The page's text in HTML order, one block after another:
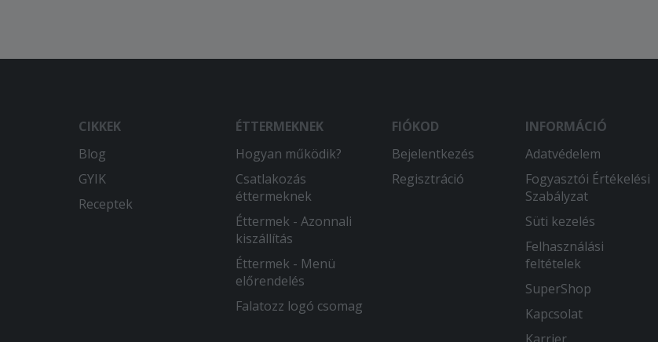
CIKKEK
Blog
GYIK
Receptek
ÉTTERMEKNEK
Hogyan működik?
Csatlakozás
éttermeknek
Éttermek - Azonnali
kiszállítás
Éttermek - Menü
előrendelés
Falatozz logó csomag
FIÓKOD
Bejelentkezés
Regisztráció
INFORMÁCIÓ
Adatvédelem
Fogyasztói Értékelési
Szabályzat
Süti kezelés
Felhasználási
feltételek
SuperShop
Kapcsolat